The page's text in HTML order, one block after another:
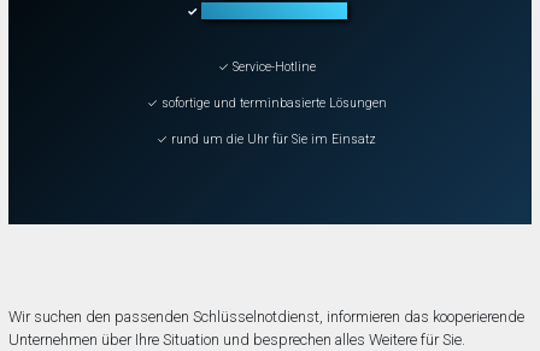
✓
✓ Service-Hotline
✓ sofortige und terminbasierte Lösungen
✓ rund um die Uhr für Sie im Einsatz
Wir suchen den passenden Schlüsselnotdienst, informieren das kooperierende
Unternehmen über Ihre Situation und besprechen alles Weitere für Sie.